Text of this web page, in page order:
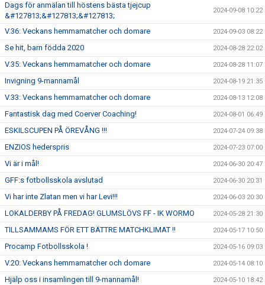
Dags för anmälan till höstens bästa tjejcup
&#127813;&#127813;&#127813;
2024-09-08 10:22
V.36: Veckans hemmamatcher och domare 2024-09-03 08:22
Se hit, barn födda 2020 2024-08-28 22:02
V.35: Veckans hemmamatcher och domare 2024-08-28 11:07
Invigning 9-mannamål 2024-08-19 21:35
V.33: Veckans hemmamatcher och domare 2024-08-13 12:08
Fantastisk dag med Coerver Coaching! 2024-08-01 06:49
ESKILSCUPEN PÅ ÖREVÅNG !!! 2024-07-24 09:38
ENZIOS hederspris 2024-07-23 07:00
Vi är i mål! 2024-06-30 20:47
GFF:s fotbollsskola avslutad 2024-06-30 20:31
Vi har inte Zlatan men vi har Levi!!! 2024-06-03 20:30
LOKALDERBY PÅ FREDAG! GLUMSLÖVS FF - IK WORMO 2024-05-28 21:30
TILLSAMMAMS FÖR ETT BÄTTRE MATCHKLIMAT !! 2024-05-17 10:50
Procamp Fotbollsskola ! 2024-05-16 09:03
V.20: Veckans hemmamatcher och domare 2024-05-14 08:10
Hjälp oss i insamlingen till 9-mannamål! 2024-05-10 18:42